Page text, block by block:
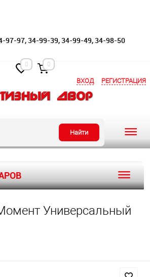
ВХОД РЕГИСТРАЦИЯ
Найти
97-97, 34-99-39, 34-99-49, 34-98-50
0 0
Универсальный